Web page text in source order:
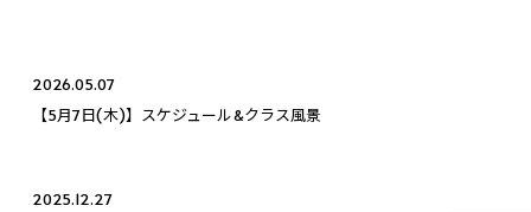
2026.05.07
【5月7日(木)】スケジュール&クラス風景
2025.12.27